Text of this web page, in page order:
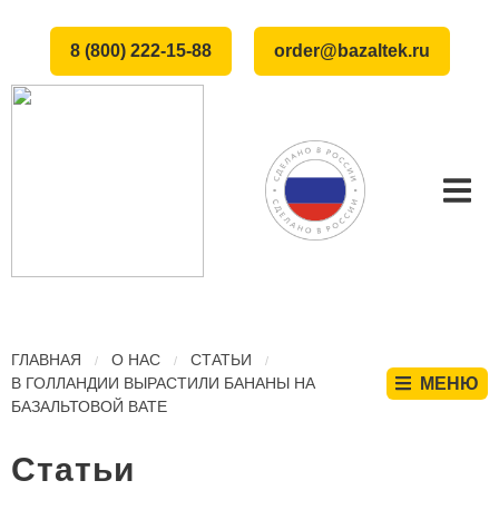
8 (800) 222-15-88 order@bazaltek.ru
ГЛАВНАЯ О НАС
СТАТЬИ
В ГОЛЛАНДИИ ВЫРАСТИЛИ БАНАНЫ НА
БАЗАЛЬТОВОЙ ВАТЕ
МЕНЮ
Статьи